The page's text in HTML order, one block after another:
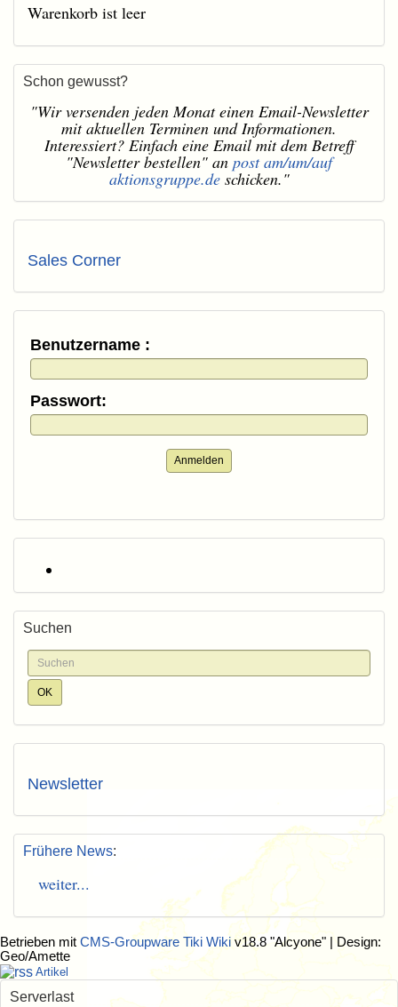
Warenkorb ist leer
Schon gewusst?
"Wir versenden jeden Monat einen Email-Newsletter
mit aktuellen Terminen und Informationen.
Interessiert? Einfach eine Email mit dem Betreff
"Newsletter bestellen" an post am/um/auf
aktionsgruppe.deschicken."
Sales Corner
Benutzername :
Passwort:
Anmelden
Suchen
Newsletter
Frühere News:
weiter...
Betrieben mit CMS-Groupware Tiki Wiki v18.8 "Alcyone" | Design:
Geo/Amette
Artikel
Serverlast